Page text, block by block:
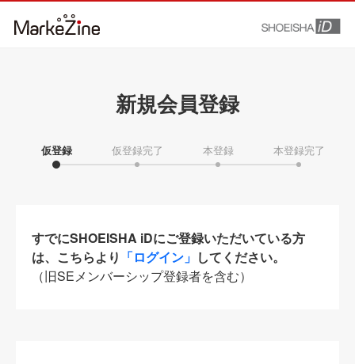
新規会員登録
仮登録 仮登録完了 本登録 本登録完了
すでにSHOEISHA iDにご登録いただいている方
は、こちらより 「ログイン」 してください。
（旧SEメンバーシップ登録者を含む）